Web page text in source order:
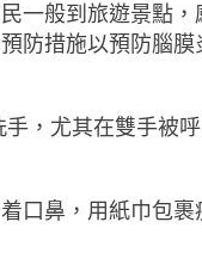
一般到旅遊景點
防措施以預防腦膜
手，尤其在雙手被
口鼻，用紙巾包